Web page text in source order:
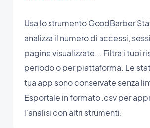
Usa lo strumento GoodBarber
analizza il numero di accessi,
pagine visualizzate... Filtra i tuoi
periodo o per piattaforma. Le
tua app sono conservate senza
Esportale in formato .csv per
l'analisi con altri strumenti.